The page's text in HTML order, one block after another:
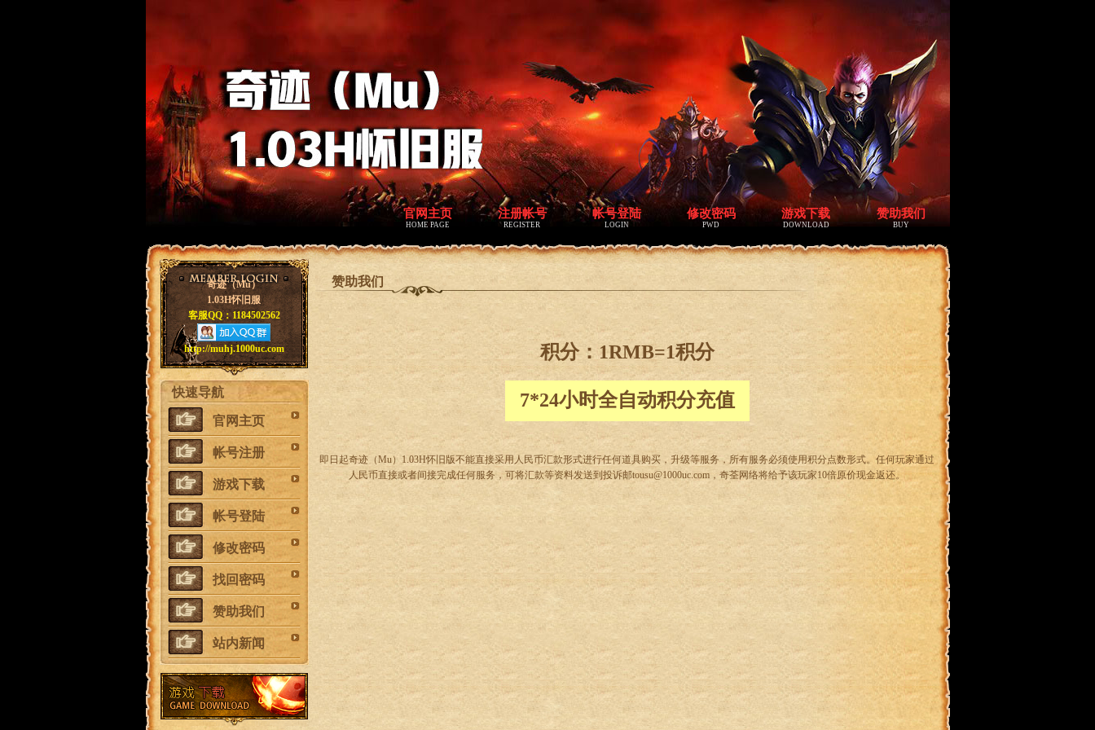
官网主页
HOME PAGE
注册帐号
REGISTER
帐号登陆
LOGIN
修改密码
PWD
游戏下载
DOWNLOAD
赞助我们
BUY
奇迹（Mu）
1.03H怀旧服
客服QQ：1184502562
http://muhj.1000uc.com
快速导航
官网主页
帐号注册
游戏下载
帐号登陆
修改密码
找回密码
赞助我们
站内新闻
赞助我们
积分：1RMB=1积分
7*24小时全自动积分充值
即日起奇迹（Mu）1.03H怀旧版不能直接采用人民币汇款形式进行任何道具购买，升级等服务，所有服务必须使用积分点数形式。任何玩家通过
人民币直接或者间接完成任何服务，可将汇款等资料发送到投诉邮tousu@1000uc.com，奇荃网络将给予该玩家10倍原价现金返还。